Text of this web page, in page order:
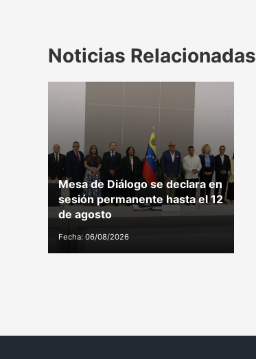
Noticias Relacionadas
Mesa de Diálogo se declara en
sesión permanente hasta el 12
de agosto
Fecha: 06/08/2026